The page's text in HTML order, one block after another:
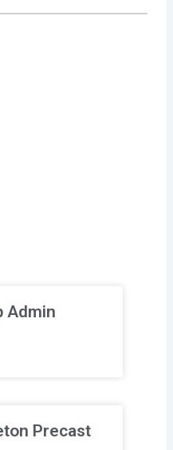
Admin
Precast